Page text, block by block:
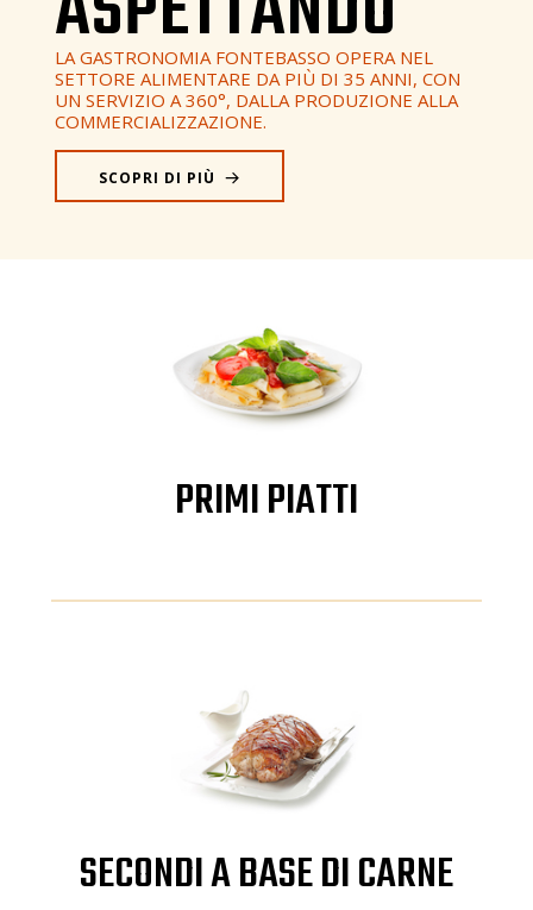
LA GASTRONOMIA FONTEBASSO OPERA NEL
SETTORE ALIMENTARE DA PIÙ DI 35 ANNI, CON
UN SERVIZIO A 360°, DALLA PRODUZIONE ALLA
COMMERCIALIZZAZIONE.
SCOPRI DI PIÙ
PRIMI PIATTI
SECONDI A BASE DI CARNE